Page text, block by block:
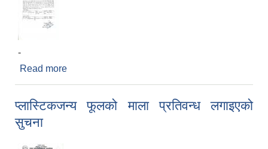
-
Read more
प्लास्टिकजन्य फूलको माला प्रतिवन्ध लगाइएको
सुचना